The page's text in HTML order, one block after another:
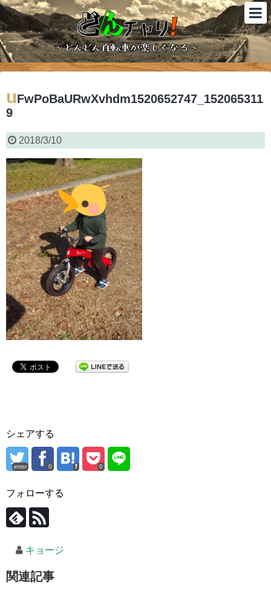
uFwPoBaURwXvhdm1520652747_152065311
9
2018/3/10
シェアする
error 0 0
フォローする
キョージ
関連記事